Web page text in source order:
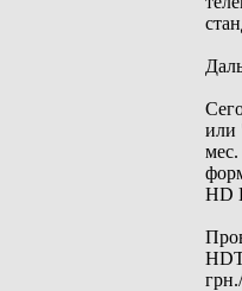
или
HD